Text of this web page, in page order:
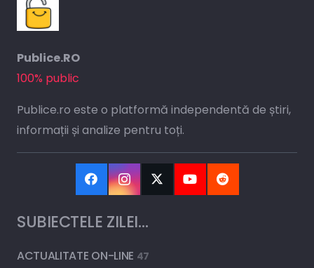
Publice.RO
100% public
Publice.ro este o platformă independentă de știri,
informații și analize pentru toți.
SUBIECTELE ZILEI…
ACTUALITATE ON-LINE 47